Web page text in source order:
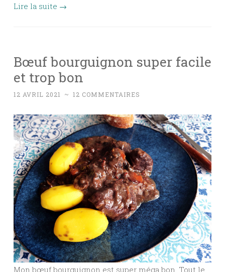
Lire la suite →
Bœuf bourguignon super facile
et trop bon
12 AVRIL 2021 ~ 12 COMMENTAIRES
Mon bœuf bourguignon est super méga bon. Tout le